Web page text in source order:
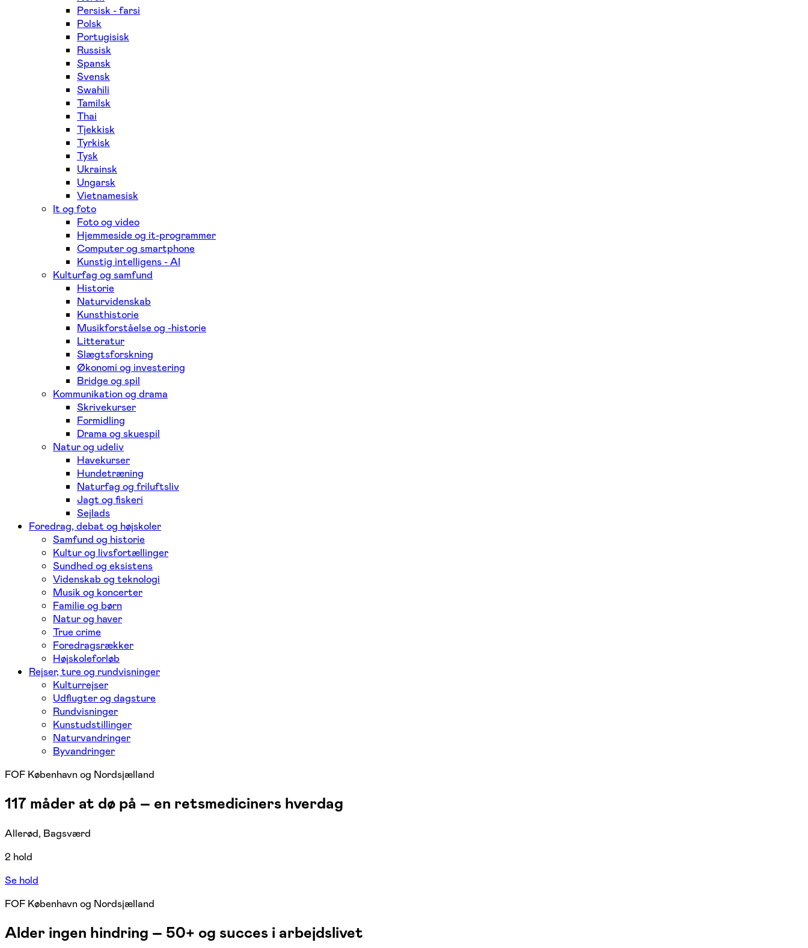
Persisk - farsi
Polsk
Portugisisk
Russisk
Spansk
Svensk
Swahili
Tamilsk
Thai
Tjekkisk
Tyrkisk
Tysk
Ukrainsk
Ungarsk
Vietnamesisk
It og foto
Foto og video
Hjemmeside og it-programmer
Computer og smartphone
Kunstig intelligens - AI
Kulturfag og samfund
Historie
Naturvidenskab
Kunsthistorie
Musikforståelse og -historie
Litteratur
Slægtsforskning
Økonomi og investering
Bridge og spil
Kommunikation og drama
Skrivekurser
Formidling
Drama og skuespil
Natur og udeliv
Havekurser
Hundetræning
Naturfag og friluftsliv
Jagt og fiskeri
Sejlads
Foredrag, debat og højskoler
Samfund og historie
Kultur og livsfortællinger
Sundhed og eksistens
Videnskab og teknologi
Musik og koncerter
Familie og børn
Natur og haver
True crime
Foredragsrækker
Højskoleforløb
Rejser, ture og rundvisninger
Kulturrejser
Udflugter og dagsture
Rundvisninger
Kunstudstillinger
Naturvandringer
Byvandringer
FOF København og Nordsjælland
117 måder at dø på – en retsmediciners hverdag
Allerød, Bagsværd
2 hold
Se hold
FOF København og Nordsjælland
Alder ingen hindring – 50+ og succes i arbejdslivet